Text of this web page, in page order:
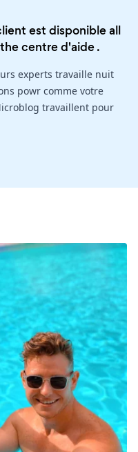
est disponible all
centre d'aide.
experts travaille nuit
powr comme votre
travaillent pour